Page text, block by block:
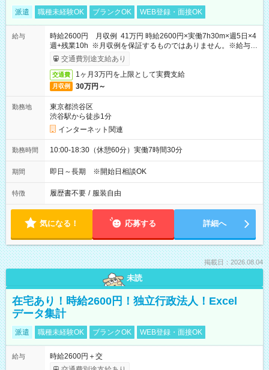
派遣 職種未経験OK ブランクOK WEB登録・面接OK
給与
時給2600円 月収例 41万円 時給2600円×実働7h30m×週5日×4
週+残業10h ※月収例を保証するものではありません。※給与即
受取りサービス利用可（利用条件有）
交通費別途支給あり
交通費 1ヶ月3万円を上限として実費支給
月収例 30万円～
勤務地
東京都渋谷区
渋谷駅から徒歩1分
インターネット関連
勤務時間 10:00-18:30（休憩60分）実働7時間30分
期間 即日～長期 ※開始日相談OK
特徴 履歴書不要 / 服装自由
気になる！ 応募する 詳細へ
掲載日：2026.08.04
未読
在宅あり！時給2600円！独立行政法人！Excel
データ集計
派遣 職種未経験OK ブランクOK WEB登録・面接OK
給与
時給2600円＋交